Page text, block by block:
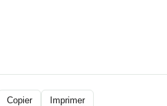
Copier Imprimer